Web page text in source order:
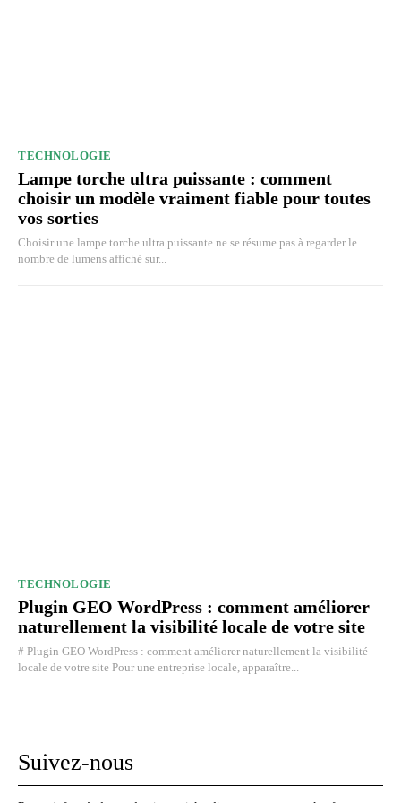
TECHNOLOGIE
Lampe torche ultra puissante : comment
choisir un modèle vraiment fiable pour toutes
vos sorties
Choisir une lampe torche ultra puissante ne se résume pas à regarder le
nombre de lumens affiché sur...
TECHNOLOGIE
Plugin GEO WordPress : comment améliorer
naturellement la visibilité locale de votre site
# Plugin GEO WordPress : comment améliorer naturellement la visibilité
locale de votre site Pour une entreprise locale, apparaître...
Suivez-nous